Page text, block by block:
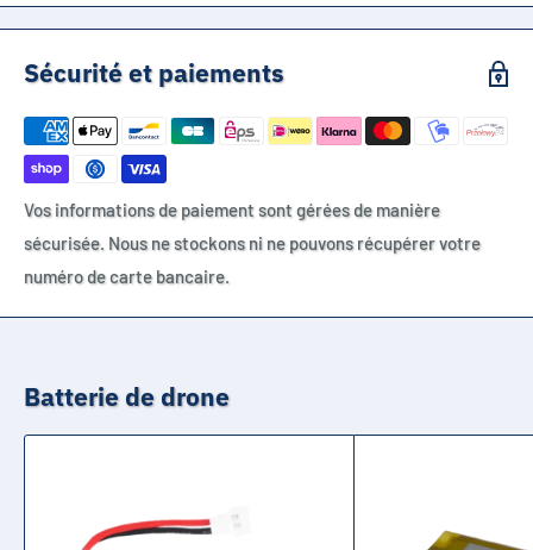
Sécurité et paiements
Vos informations de paiement sont gérées de manière
sécurisée. Nous ne stockons ni ne pouvons récupérer votre
numéro de carte bancaire.
Batterie de drone